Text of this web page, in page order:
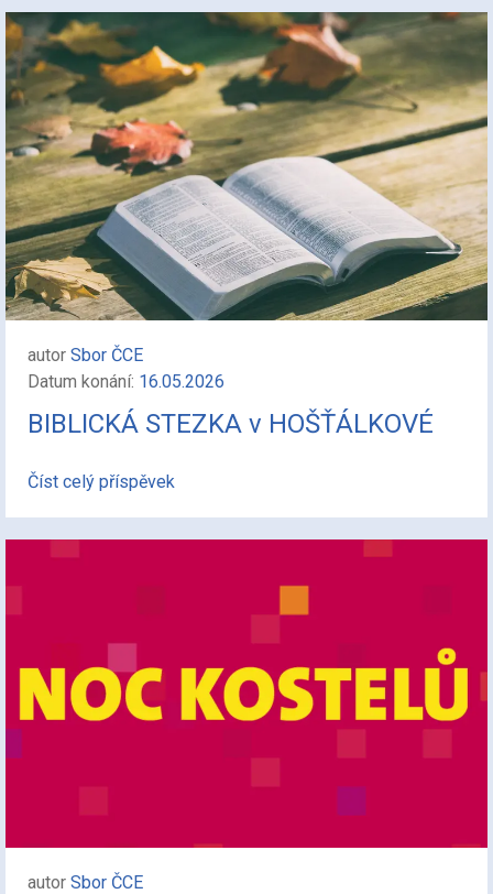
autor Sbor ČCE
Datum konání: 16.05.2026
BIBLICKÁ STEZKA v HOŠŤÁLKOVÉ
Číst celý příspěvek
autor Sbor ČCE